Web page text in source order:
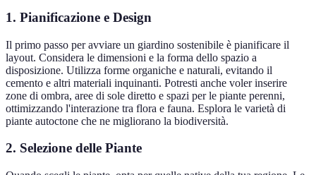
1. Pianificazione e Design
Il primo passo per avviare un giardino sostenibile è pianificare il
layout. Considera le dimensioni e la forma dello spazio a
disposizione. Utilizza forme organiche e naturali, evitando il
cemento e altri materiali inquinanti. Potresti anche voler inserire
zone di ombra, aree di sole diretto e spazi per le piante perenni,
ottimizzando l'interazione tra flora e fauna. Esplora le varietà di
piante autoctone che ne migliorano la biodiversità.
2. Selezione delle Piante